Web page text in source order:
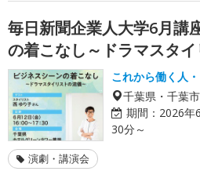
毎日新聞企業人大学6月講
の着こなし～ドラマスタイ
これから働く人
千葉県・千葉
期間： 2026年
30分～
演劇・講演会